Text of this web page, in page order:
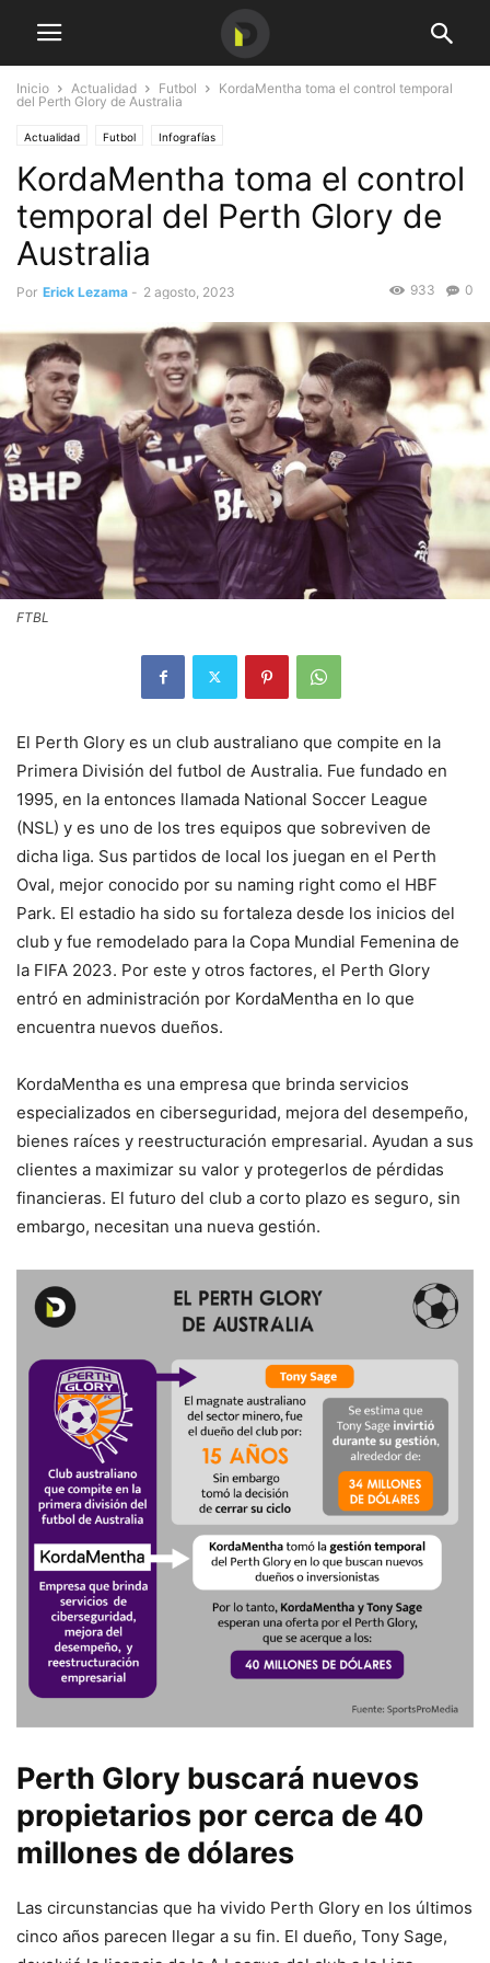
Inicio Actualidad Futbol
KordaMentha toma el control temporal
del Perth Glory de Australia
Actualidad Futbol Infografías
KordaMentha toma el control
temporal del Perth Glory de
Australia
Por Erick Lezama - 2 agosto, 2023 0
933
FTBL
El Perth Glory es un club australiano que compite en la
Primera División del futbol de Australia. Fue fundado en
1995, en la entonces llamada National Soccer League
(NSL) y es uno de los tres equipos que sobreviven de
dicha liga. Sus partidos de local los juegan en el Perth
Oval, mejor conocido por su naming right como el HBF
Park. El estadio ha sido su fortaleza desde los inicios del
club y fue remodelado para la Copa Mundial Femenina de
la FIFA 2023. Por este y otros factores, el Perth Glory
entró en administración por KordaMentha en lo que
encuentra nuevos dueños.
KordaMentha es una empresa que brinda servicios
especializados en ciberseguridad, mejora del desempeño,
bienes raíces y reestructuración empresarial. Ayudan a sus
clientes a maximizar su valor y protegerlos de pérdidas
financieras. El futuro del club a corto plazo es seguro, sin
embargo, necesitan una nueva gestión.
Perth Glory buscará nuevos
propietarios por cerca de 40
millones de dólares
Las circunstancias que ha vivido Perth Glory en los últimos
cinco años parecen llegar a su fin. El dueño, Tony Sage,